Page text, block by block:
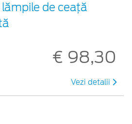
de ceață
€ 98,30
Vezi detalii